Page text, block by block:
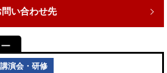
問い合わせ先
演会・研修